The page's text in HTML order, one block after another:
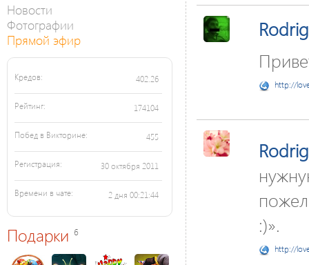
Новости
Фотографии
Прямой эфир
Кредов: 402.26
Рейтинг: 174104
Побед в Викторине: 455
Регистрация: 30 октября 2011
Времени в чате: 2 дня 00:21:44
Подарки 6
http://
:)».
http://